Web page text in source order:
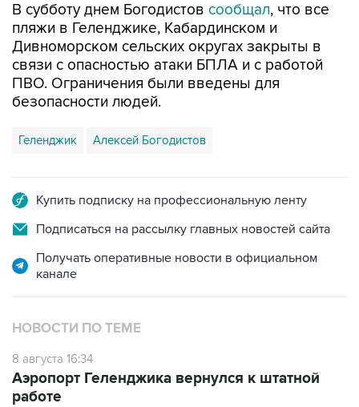
В субботу днем Богодистов сообщал, что все
пляжи в Геленджике, Кабардинском и
Дивноморском сельских округах закрыты в
связи с опасностью атаки БПЛА и с работой
ПВО. Ограничения были введены для
безопасности людей.
Геленджик Алексей Богодистов
Купить подписку на профессиональную ленту
Подписаться на рассылку главных новостей сайта
Получать оперативные новости в официальном
канале
НОВОСТИ ПО ТЕМЕ
8 августа 16:34
Аэропорт Геленджика вернулся к штатной
работе